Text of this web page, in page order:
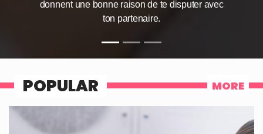
distance, mais ces conseils te donneront de
l'espoir, à toi et à ton partenaire.
POPULAR MORE